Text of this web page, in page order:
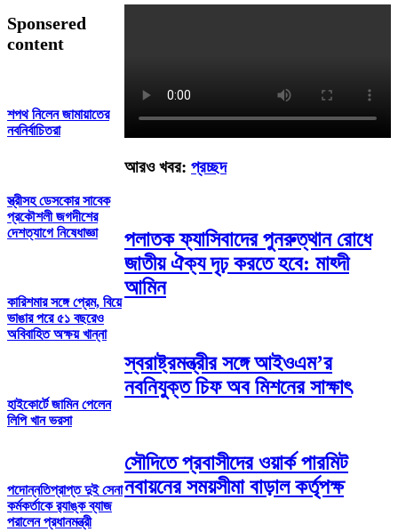
Sponsered
content
শপথ নিলেন জামায়াতের
নবনির্বাচিতরা
স্ত্রীসহ ডেসকোর সাবেক
প্রকৌশলী জগদীশের
দেশত্যাগে নিষেধাজ্ঞা
কারিশমার সঙ্গে প্রেম, বিয়ে
ভাঙার পরে ৫১ বছরেও
অবিবাহিত অক্ষয় খান্না
হাইকোর্টে জামিন পেলেন
লিপি খান ভরসা
পদোন্নতিপ্রাপ্ত দুই সেনা
কর্মকর্তাকে র‌্যাঙ্ক ব্যাজ
পরালেন প্রধানমন্ত্রী
আরও খবর: প্রচ্ছদ
পলাতক ফ্যাসিবাদের পুনরুত্থান রোধে
জাতীয় ঐক্য দৃঢ় করতে হবে: মাহ্দী
আমিন
স্বরাষ্ট্রমন্ত্রীর সঙ্গে আইওএম’র
নবনিযুক্ত চিফ অব মিশনের সাক্ষাৎ
সৌদিতে প্রবাসীদের ওয়ার্ক পারমিট
নবায়নের সময়সীমা বাড়াল কর্তৃপক্ষ